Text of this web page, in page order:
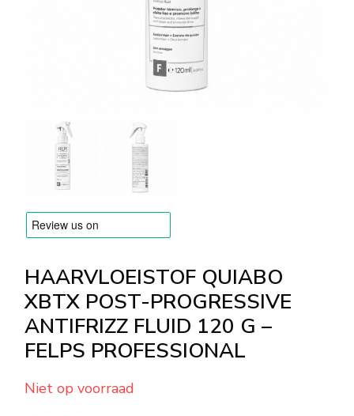
Contacteer ons
Beoordelingen
HAARVLOEISTOF QUIABO
XBTX POST-PROGRESSIVE
ANTIFRIZZ FLUID 120 G –
FELPS PROFESSIONAL
Niet op voorraad